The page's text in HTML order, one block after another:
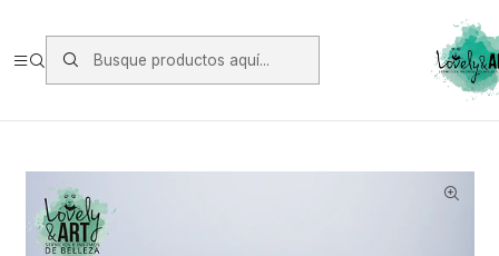
https://www.starken.cl/